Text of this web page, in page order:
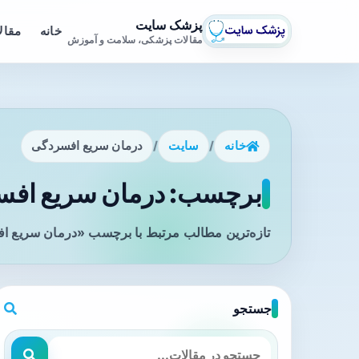
پزشک سایت
مقالات پزشکی، سلامت و آموزش
خانه
خانه / سایت / درمان سریع افسردگی
برچسب: درمان سریع
تازه‌ترین مطالب مرتبط با برچسب «درمان سریع
جستجو